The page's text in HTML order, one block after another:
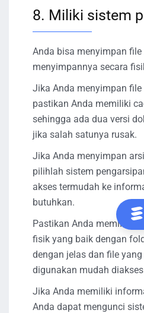
8. Miliki sistem
Anda bisa menyimpan file
menyimpannya secara
Jika Anda menyimpan file
pastikan Anda memiliki
sehingga ada dua versi
jika salah satunya rusak.
Jika Anda menyimpan
pilihlah sistem
akses termudah ke
butuhkan.
Pastikan Anda memiliki
fisik yang baik dengan
dengan jelas dan file
digunakan mudah
Jika Anda memiliki
Anda dapat mengunci